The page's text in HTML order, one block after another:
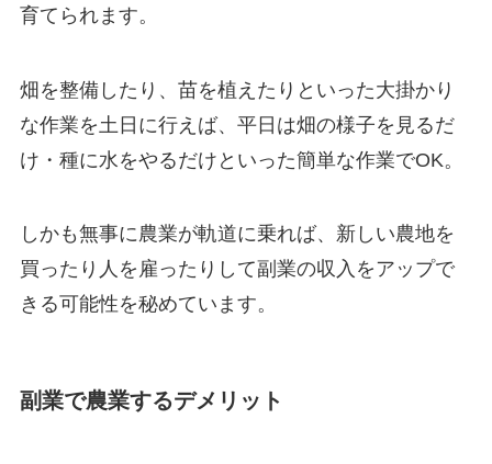
育てられます。
畑を整備したり、苗を植えたりといった大掛かり
な作業を土日に行えば、平日は畑の様子を見るだ
け・種に水をやるだけといった簡単な作業でOK。
しかも無事に農業が軌道に乗れば、新しい農地を
買ったり人を雇ったりして副業の収入をアップで
きる可能性を秘めています。
副業で農業するデメリット